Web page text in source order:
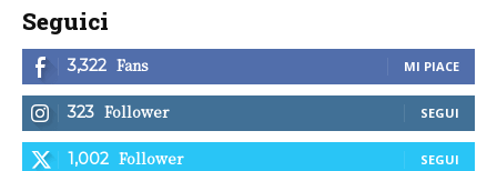
Seguici
3,322 Fans MI PIACE
323 Follower SEGUI
1,002 Follower SEGUI